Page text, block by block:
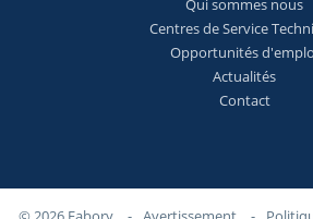
Qui sommes nous
Centres de Service
Opportunités
Actualités
Contact